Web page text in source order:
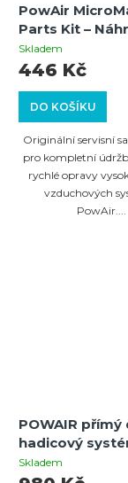
PowAir
Parts Kit –
díly pro 300bar
regulátor
Skladem
DO KOŠÍKU
446 Kč
Originální servisní
pro kompletní
rychlé opravy
vzduchových
PowAir....
POWAIR
hadicový
(černý) – 100 cm
Skladem